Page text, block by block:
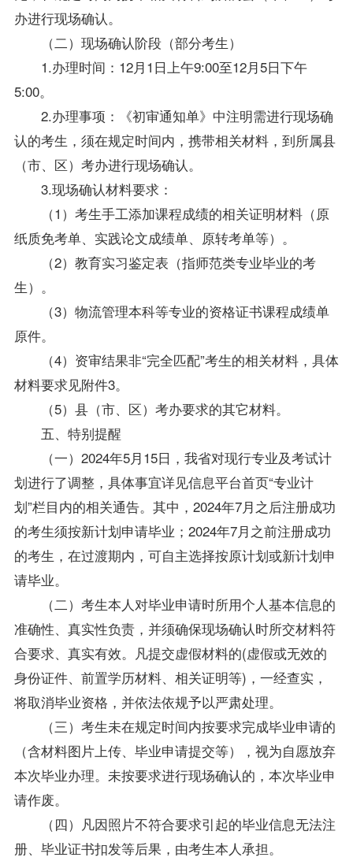
办进行现场确认。
（二）现场确认阶段（部分考生）
1.办理时间：12月1日上午9:00至12月5日下午
5:00。
2.办理事项：《初审通知单》中注明需进行现场确
认的考生，须在规定时间内，携带相关材料，到所属县
（市、区）考办进行现场确认。
3.现场确认材料要求：
（1）考生手工添加课程成绩的相关证明材料（原
纸质免考单、实践论文成绩单、原转考单等）。
（2）教育实习鉴定表（指师范类专业毕业的考
生）。
（3）物流管理本科等专业的资格证书课程成绩单
原件。
（4）资审结果非“完全匹配”考生的相关材料，具体
材料要求见附件3。
（5）县（市、区）考办要求的其它材料。
五、特别提醒
（一）2024年5月15日，我省对现行专业及考试计
划进行了调整，具体事宜详见信息平台首页“专业计
划”栏目内的相关通告。其中，2024年7月之后注册成功
的考生须按新计划申请毕业；2024年7月之前注册成功
的考生，在过渡期内，可自主选择按原计划或新计划申
请毕业。
（二）考生本人对毕业申请时所用个人基本信息的
准确性、真实性负责，并须确保现场确认时所交材料符
合要求、真实有效。凡提交虚假材料的(虚假或无效的
身份证件、前置学历材料、相关证明等)，一经查实，
将取消毕业资格，并依法依规予以严肃处理。
（三）考生未在规定时间内按要求完成毕业申请的
（含材料图片上传、毕业申请提交等），视为自愿放弃
本次毕业办理。未按要求进行现场确认的，本次毕业申
请作废。
（四）凡因照片不符合要求引起的毕业信息无法注
册、毕业证书扣发等后果，由考生本人承担。